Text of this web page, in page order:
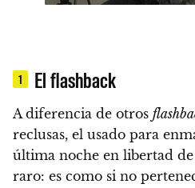
1 El flashback
A diferencia de otros
reclusas, el usado para
última noche en libertad de
raro: es como si no